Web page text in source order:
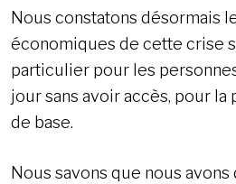
Nous constatons désormais
économiques de cette crise
particulier pour les
jour sans avoir accès, pour la
de base.
Nous savons que nous avons